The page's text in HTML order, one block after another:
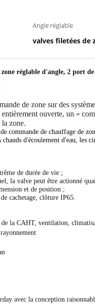
Angle réglable
valves filetées de
zone réglable d'angle, 2 port
de zone sur des
entièrement ouverte, un «
la zone.
commande de chauffage de
d'écoulement d'eau, les
de durée de vie ;
la valve peut être actionné
et de position ;
cachetage, clôture IP65.
de la CAHT, ventilation,
avec la conception